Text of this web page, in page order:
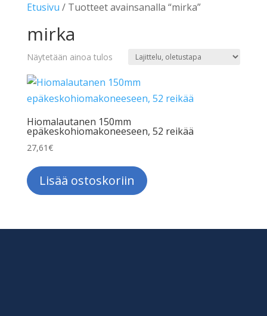
Etusivu / Tuotteet avainsanalla “mirka”
mirka
Näytetään ainoa tulos
Hiomalautanen 150mm
epäkeskohiomakoneeseen, 52 reikää
27,61€
Lisää ostoskoriin